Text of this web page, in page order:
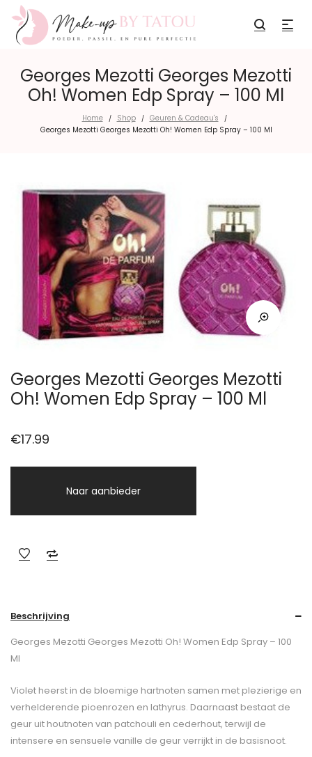
Georges Mezotti Georges Mezotti
Oh! Women Edp Spray – 100 Ml
Home / Shop / Geuren & Cadeau's /
Georges Mezotti Georges Mezotti Oh! Women Edp Spray – 100 Ml
Georges Mezotti Georges Mezotti
Oh! Women Edp Spray – 100 Ml
€17.99
Naar aanbieder
Beschrijving
Georges Mezotti Georges Mezotti Oh! Women Edp Spray – 100
Ml
Violet heerst in de bloemige hartnoten samen met plezierige en
verhelderende pioenrozen en lathyrus. Daarnaast bestaat de
geur uit houtnoten van patchouli en cederhout, terwijl de
intensere en sensuele vanille de geur verrijkt in de basisnoot.